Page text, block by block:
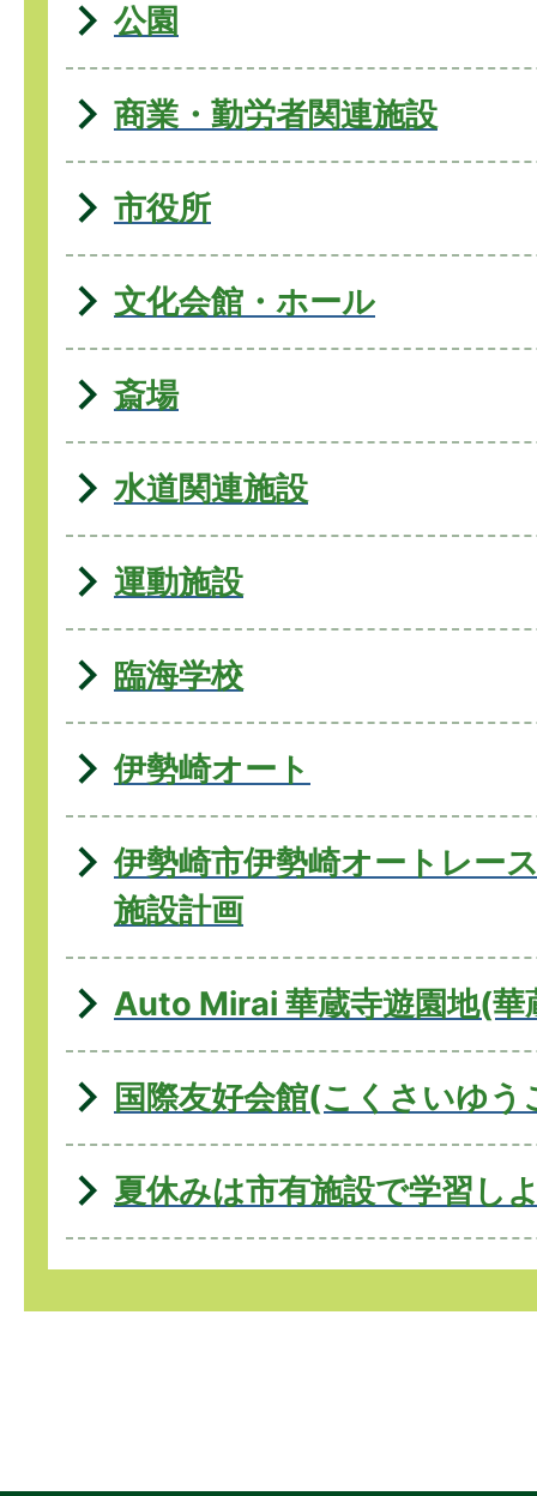
公園
商業・勤労者関連施設
市役所
文化会館・ホール
斎場
水道関連施設
運動施設
臨海学校
伊勢崎オート
伊勢崎市伊勢崎オートレー
施設計画
Auto Mirai 華蔵寺遊園地(華
国際友好会館(こくさいゆ
夏休みは市有施設で学習し